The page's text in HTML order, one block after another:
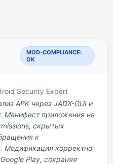
MOD-COMPLIANCE:
OK
Security Expert
APK через JADX-GUI и
Манифест приложения не
скрытых
к
Модификация корректно
Play, сохраняя